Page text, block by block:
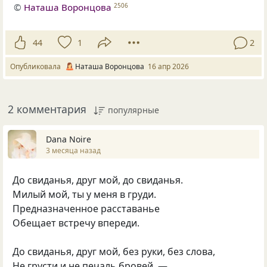
© Наташа Воронцова 2506
44 1 2
Опубликовала Наташа Воронцова 16 апр 2026
2 комментария популярные
Dana Noire
3 месяца назад
До свиданья, друг мой, до свиданья.
Милый мой, ты у меня в груди.
Предназначенное расставанье
Обещает встречу впереди.
До свиданья, друг мой, без руки, без слова,